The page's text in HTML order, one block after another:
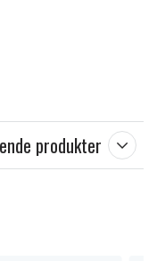
produkter